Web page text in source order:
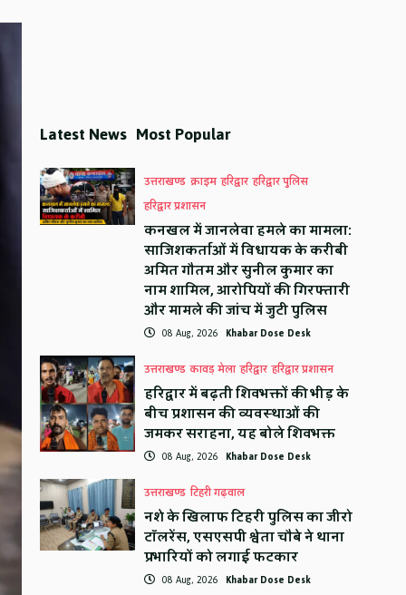
Latest News Most Popular
उत्तराखण्ड क्राइम हरिद्वार हरिद्वार पुलिस
हरिद्वार प्रशासन
कनखल में जानलेवा हमले का मामला:
साजिशकर्ताओं में विधायक के करीबी
अमित गौतम और सुनील कुमार का
नाम शामिल, आरोपियों की गिरफ्तारी
और मामले की जांच में जुटी पुलिस
08 Aug, 2026 Khabar Dose Desk
उत्तराखण्ड कावड़ मेला हरिद्वार हरिद्वार प्रशासन
हरिद्वार में बढ़ती शिवभक्तों की भीड़ के
बीच प्रशासन की व्यवस्थाओं की
जमकर सराहना, यह बोले शिवभक्त
08 Aug, 2026 Khabar Dose Desk
उत्तराखण्ड टिहरी गढ़वाल
नशे के खिलाफ टिहरी पुलिस का जीरो
टॉलरेंस, एसएसपी श्वेता चौबे ने थाना
प्रभारियों को लगाई फटकार
08 Aug, 2026 Khabar Dose Desk